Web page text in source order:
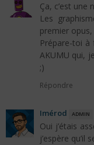
Ça, c’est une
Les
premier
Prépare-toi
AKUMU qui,
;)
Répondre
Imérod admin
Oui j’étais
j’espère